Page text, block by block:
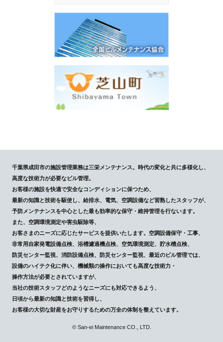
千葉県成田市の施設管理業務は三栄メンテナンス。時代の変化と共に多様化し、
高度な技術力が必要なビル管理。
お客様の施設を快適で安全なコンディションに保つため、
最新の知識と技術を駆使し、給排水、電気、空調設備など習熟したスタッフが、
予防メンテナンスを中心とした最も効率的な保守・維持管理を行ないます。
また、空調環境測定や害虫駆除等、
お客さまのニーズに応じたサービスを提供いたします。空調設備保守・工事、
非常用自家発電設備点検、浴槽濾過機点検、空気環境測定、貯水槽点検、
防災センター監視、消防設備点検、防災センター監視、最近のビル管理では、
設備のハイテク化に伴い、機械類の操作においても高度な技術力・
操作方法が必要とされていますが、
当社の技術スタッフどのようなニーズにも対応できるよう、
日頃から最新の知識と技術を習得し、
お客様の大切な財産をお守りするための万全の体制を整えています。
© San-ei Maintenance CO., LTD.